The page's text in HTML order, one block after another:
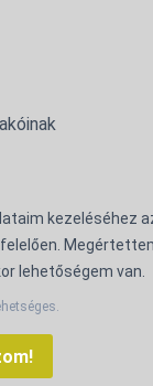
kezeléséhez
lehetőségem van.